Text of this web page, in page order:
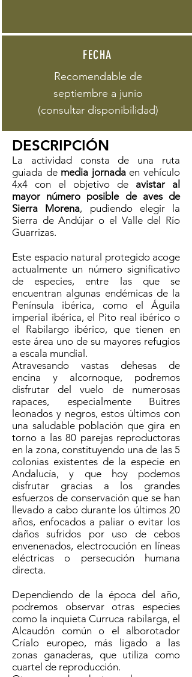
FECHA
Recomendable de
septiembre a junio
(consultar disponibilidad)
DESCRIPCIÓN
La actividad consta de una ruta
guiada de media jornada en vehículo
4x4 con el objetivo de avistar al
mayor número posible de aves de
Sierra Morena, pudiendo elegir la
Sierra de Andújar o el Valle del Río
Guarrizas.
Este espacio natural protegido acoge
actualmente un número significativo
de especies, entre las que se
encuentran algunas endémicas de la
Península ibérica, como el Águila
imperial ibérica, el Pito real ibérico o
el Rabilargo ibérico, que tienen en
este área uno de su mayores refugios
a escala mundial.
Atravesando vastas dehesas de
encina y alcornoque, podremos
disfrutar del vuelo de numerosas
rapaces, especialmente Buitres
leonados y negros, estos últimos con
una saludable población que gira en
torno a las 80 parejas reproductoras
en la zona, constituyendo una de las 5
colonias existentes de la especie en
Andalucía, y que hoy podemos
disfrutar gracias a los grandes
esfuerzos de conservación que se han
llevado a cabo durante los últimos 20
años, enfocados a paliar o evitar los
daños sufridos por uso de cebos
envenenados, electrocución en líneas
eléctricas o persecución humana
directa.
Dependiendo de la época del año,
podremos observar otras especies
como la inquieta Curruca rabilarga, el
Alcaudón común o el alborotador
Críalo europeo, más ligado a las
zonas ganaderas, que utiliza como
cuartel de reproducción.